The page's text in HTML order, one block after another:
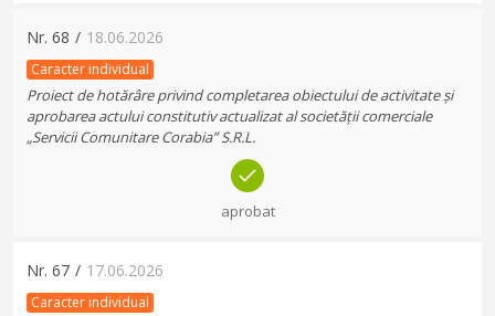
Nr. 68 / 18.06.2026
Caracter individual
Proiect de hotărâre privind completarea obiectului de activitate și
aprobarea actului constitutiv actualizat al societății comerciale
„Servicii Comunitare Corabia” S.R.L.
aprobat
Nr. 67 / 17.06.2026
Caracter individual